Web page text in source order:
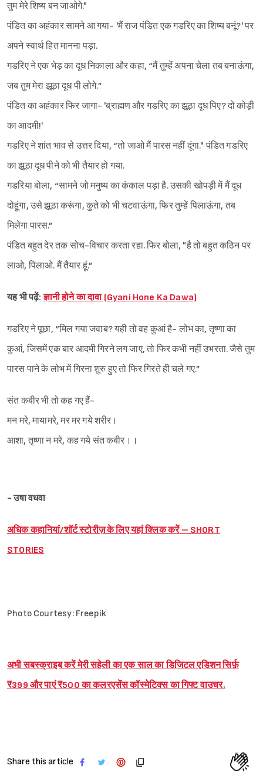
तुम मेरे शिष्य बन जाओगे."
पंडित का अहंकार सामने आ गया- 'मैं राज पंडित एक गडरिए का शिष्य बनूं?' पर
अपने स्वार्थ हित मानना पड़ा.
गडरिए ने एक भेड़ का दूध निकाला और कहा, “मैं तुम्हें अपना चेला तब बनाऊंगा,
जब तुम मेरा झूठा दूध पी लोगे.”
पंडित का अहंकार फिर जागा- 'ब्राह्मण और गडरिए का झूठा दूध पिए? दो कोड़ी
का आदमी!'
गडरिए ने शांत भाव से उत्तर दिया, “तो जाओ मैं पारस नहीं दूंगा." पंडित गडरिए
का झूठा दूध पीने को भी तैयार हो गया.
गडरिया बोला, “सामने जो मनुष्य का कंकाल पड़ा है. उसकी खोपड़ी में मैं दूध
दोहूंगा, उसे झूठा करूंगा, कुते को भी चटवाऊंगा, फिर तुम्हें पिलाऊंगा, तब
मिलेगा पारस.”
पंडित बहुत देर तक सोच-विचार करता रहा. फिर बोला, "है तो बहुत कठिन पर
लाओ, पिलाओ. मैं तैयार हूं.”
यह भी पढ़ें:ज्ञानी होने का दावा (Gyani Hone Ka Dawa)
गडरिए ने पूछा, “मिल गया जवाब? यही तो वह कुआं है- लोभ का, तृष्णा का
कुआं, जिसमें एक बार आदमी गिरने लग जाए, तो फिर कभी नहीं उभरता. जैसे तुम
पारस पाने के लोभ में गिरना शुरु हुए तो फिर गिरते ही चले गए.”
संत कबीर भी तो कह गए हैं-
मन मरे, मायामरे, मर मर गये शरीर।
आशा, तृष्णा न मरे, कह गये संत कबीर।।
- उषा वधवा
अधिक कहानियां/शॉर्ट स्टोरीज़ के लिए यहां क्लिक करें – SHORT
STORIES
Photo Courtesy: Freepik
अभी सबस्क्राइब करें मेरी सहेली का एक साल का डिजिटल एडिशन सिर्फ़
₹399 और पाएं ₹500 का कलरएसेंस कॉस्मेटिक्स का गिफ्ट वाउचर.
Share this article